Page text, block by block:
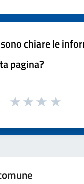
chiare le
pagina?